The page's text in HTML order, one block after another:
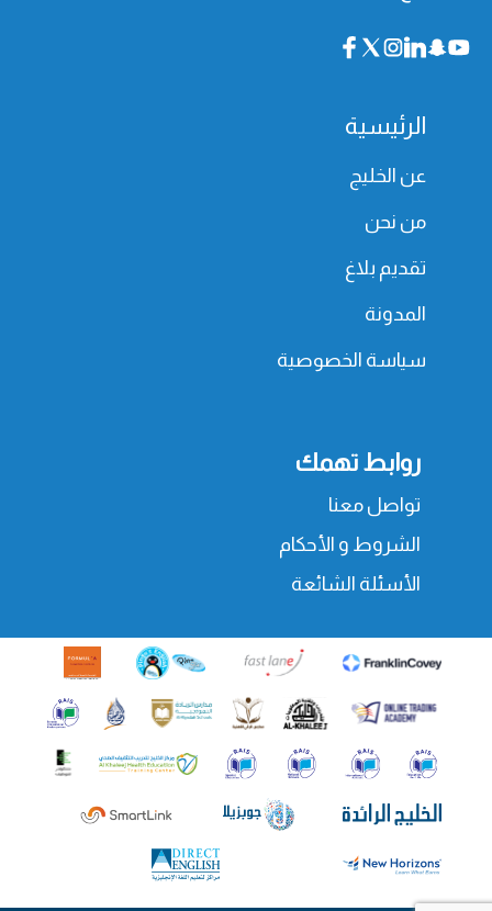
الرئيسية
عن الخليج
من نحن
تقديم بلاغ
المدونة
سياسة الخصوصية
روابط تهمك
تواصل معنا
الشروط و الأحكام
الأسئلة الشائعة